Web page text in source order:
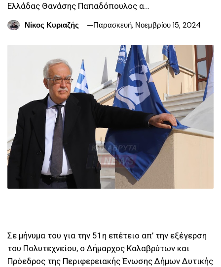
Ελλάδας Θανάσης Παπαδόπουλος α…
Νίκος Κυριαζής
Παρασκευή, Νοεμβρίου 15, 2024
Σε μήνυμα του για την 51η επέτειο απ’ την εξέγερση
του Πολυτεχνείου, ο Δήμαρχος Καλαβρύτων και
Πρόεδρος της Περιφερειακής Ένωσης Δήμων Δυτικής